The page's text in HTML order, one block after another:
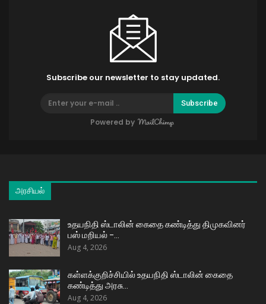
Subscribe our newsletter to stay updated.
Subscribe
Powered by
அரசியல்
உதயநிதி ஸ்டாலின் கைதை கண்டித்து திமுகவினர்
பஸ் மறியல் –…
Aug 4, 2026
கள்ளக்குறிச்சியில் உதயநிதி ஸ்டாலின் கைதை
கண்டித்து அரசு…
Aug 4, 2026